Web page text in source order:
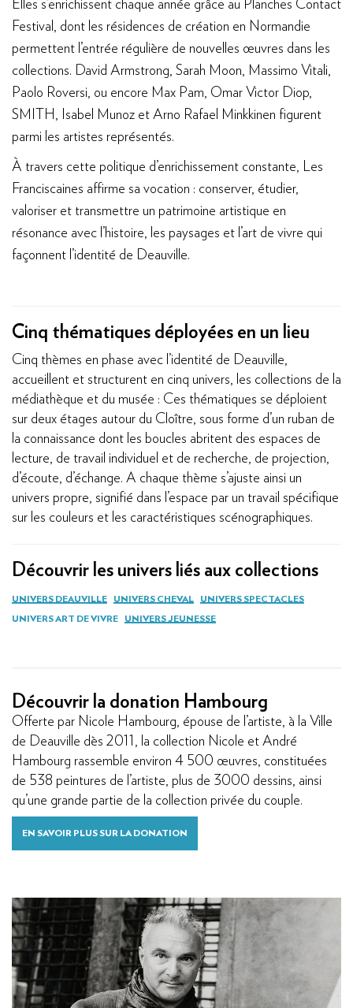
Elles s’enrichissent chaque année grâce au Planches Contact
Festival, dont les résidences de création en Normandie
permettent l’entrée régulière de nouvelles œuvres dans les
collections. David Armstrong, Sarah Moon, Massimo Vitali,
Paolo Roversi, ou encore Max Pam, Omar Victor Diop,
SMITH, Isabel Munoz et Arno Rafael Minkkinen figurent
parmi les artistes représentés.
À travers cette politique d’enrichissement constante, Les
Franciscaines affirme sa vocation : conserver, étudier,
valoriser et transmettre un patrimoine artistique en
résonance avec l’histoire, les paysages et l’art de vivre qui
façonnent l’identité de Deauville.
Cinq thématiques déployées en un lieu
Cinq thèmes en phase avec l’identité de Deauville,
accueillent et structurent en cinq univers, les collections de la
médiathèque et du musée : Ces thématiques se déploient
sur deux étages autour du Cloître, sous forme d’un ruban de
la connaissance dont les boucles abritent des espaces de
lecture, de travail individuel et de recherche, de projection,
d’écoute, d’échange. A chaque thème s’ajuste ainsi un
univers propre, signifié dans l’espace par un travail spécifique
sur les couleurs et les caractéristiques scénographiques.
Découvrir les univers liés aux collections
UNIVERS DEAUVILLE UNIVERS CHEVAL UNIVERS SPECTACLES
UNIVERS ART DE VIVRE UNIVERS JEUNESSE
Découvrir la donation Hambourg
Offerte par Nicole Hambourg, épouse de l’artiste, à la Ville
de Deauville dès 2011, la collection Nicole et André
Hambourg rassemble environ 4 500 œuvres, constituées
de 538 peintures de l’artiste, plus de 3000 dessins, ainsi
qu’une grande partie de la collection privée du couple.
EN SAVOIR PLUS SUR LA DONATION